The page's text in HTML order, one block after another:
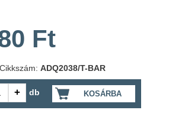
Ft
Cikkszám: ADQ2038/T-BAR
KOSÁRBA
db